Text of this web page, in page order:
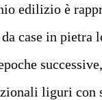
edilizio è
case in pietra
liguri con